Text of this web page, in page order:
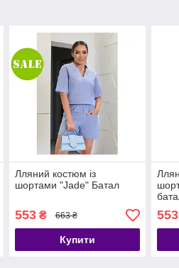
Лляний костюм із
шортами "Jade" Батал
553₴ 663 ₴
Купити
553